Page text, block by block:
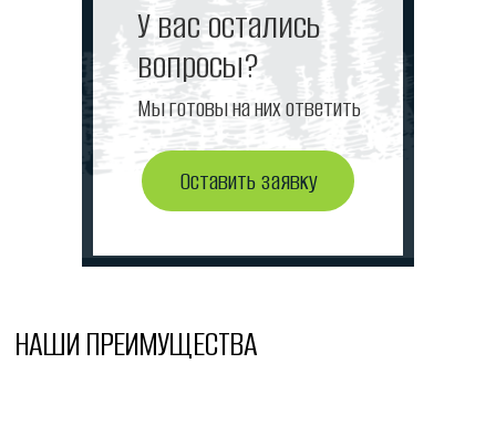
У вас остались
вопросы?
Мы готовы на них ответить
Оставить заявку
НАШИ ПРЕИМУЩЕСТВА